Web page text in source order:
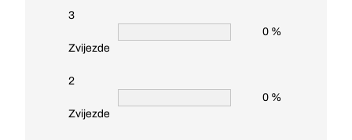
3
Zvijezde
0 %
2
Zvijezde
0 %